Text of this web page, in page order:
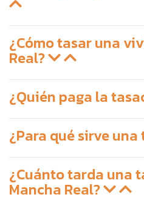
¿Cómo tasar una
Real?
¿Quién paga la
¿Para qué sirve
¿Cuánto tarda una
Mancha Real?